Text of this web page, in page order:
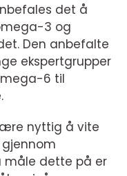
det å
3 og
Den anbefalte
ekspertgrupper
6 til
nyttig å vite
måle dette på er